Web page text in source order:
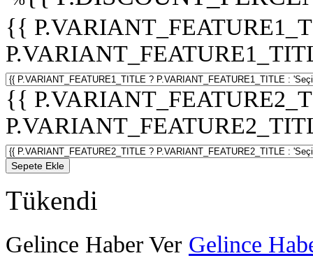
{{
{{
Sepete Ekle
Tükendi
Gelince Haber Ver Gelince